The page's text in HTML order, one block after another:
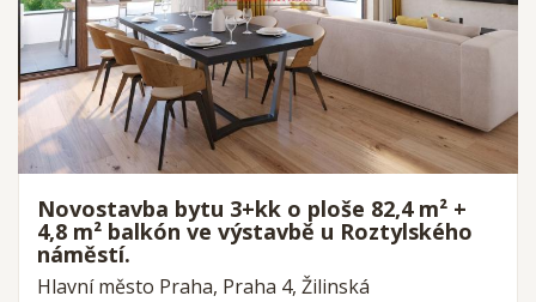
Novostavba bytu 3+kk o ploše 82,4 m² +
4,8 m² balkón ve výstavbě u Roztylského
náměstí.
Hlavní město Praha, Praha 4, Žilinská